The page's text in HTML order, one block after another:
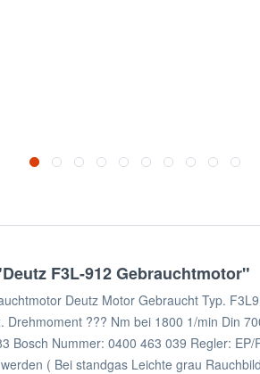
F3L-912 Gebrauchtmotor"
Deutz Motor Gebraucht Typ.
Drehmoment ??? Nm bei 1800 1/min Din
Bosch Nummer: 0400 463 039 Regler:
( Bei standgas Leichte grau